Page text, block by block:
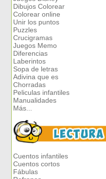
Dibujos Colorear
Colorear online
Unir los puntos
Puzzles
Crucigramas
Juegos Memo
Diferencias
Laberintos
Sopa de letras
Adivina que es
Chorradas
Peliculas infantiles
Manualidades
Más...
Cuentos infantiles
Cuentos cortos
Fábulas